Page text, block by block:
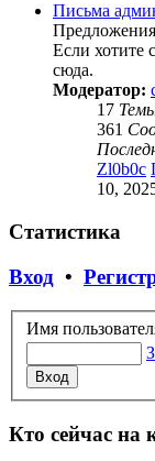
Письма
Если хотите
сюда.
Модератор:
17
361
Zl0b0c
10,
Статистика
Вход •
Имя
Кто сейчас на